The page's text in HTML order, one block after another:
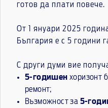
готов да плати повече.
От 1 януари 2025
България е с 5 години
С други думи вие
5-годишен хоризонт
ремонт;
Възможност за 5-